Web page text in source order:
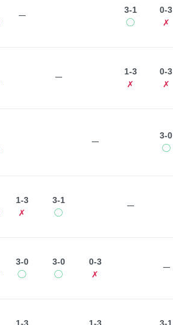
ー
3-1
◯
0-3
✗
ー
1-3
✗
0-3
✗
ー
3-0
◯
1-3
✗
3-1
◯
ー
3-0
◯
3-0
◯
0-3
✗
ー